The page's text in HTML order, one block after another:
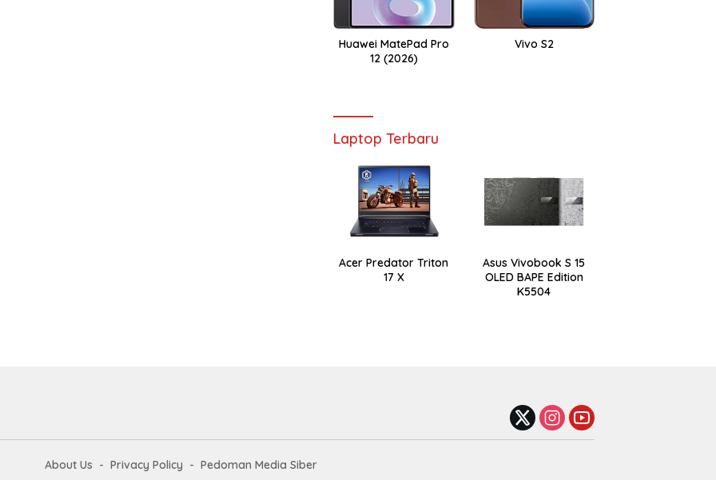
Huawei MatePad Pro
12 (2026)
Vivo S2
Laptop Terbaru
Acer Predator Triton
17 X
Asus Vivobook S 15
OLED BAPE Edition
K5504
About Us Privacy Policy
Pedoman Media Siber